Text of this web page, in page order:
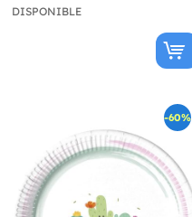
DISPONIBLE
-60%